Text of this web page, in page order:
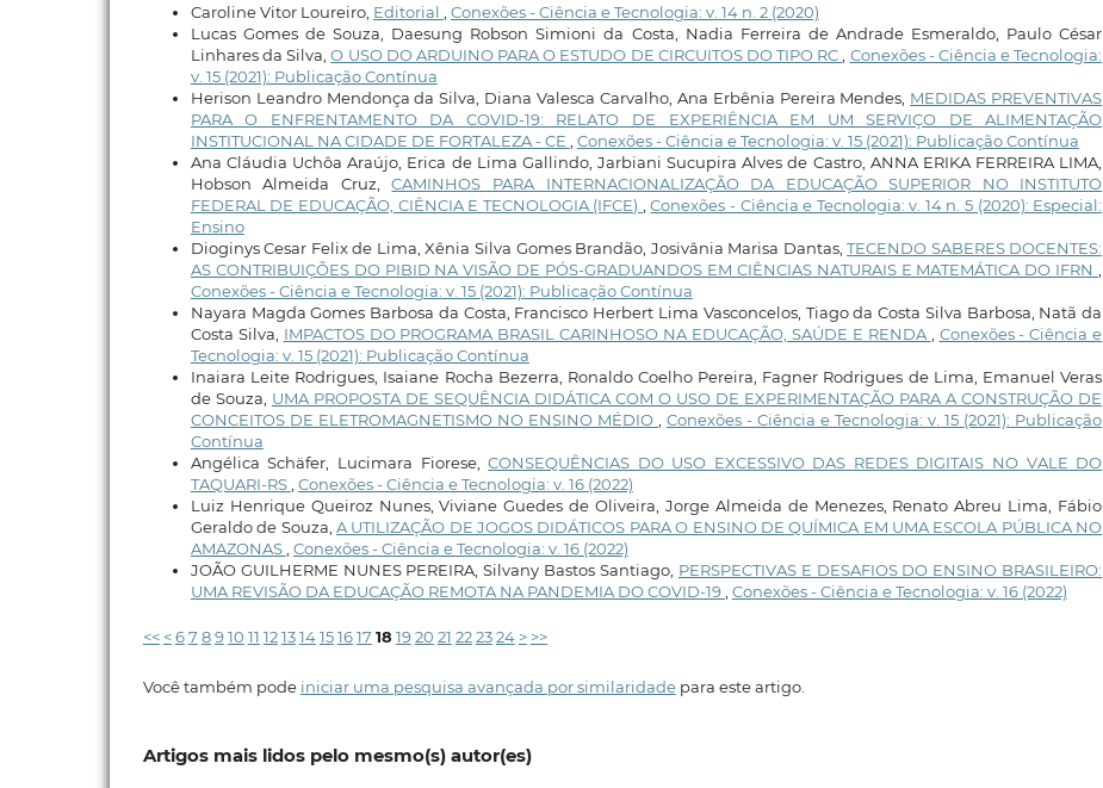
Caroline Vitor Loureiro, Editorial
Conexões - Ciência e Tecnologia: v. 14 n. 2 (2020)
Lucas Gomes de Souza, Daesung Robson Simioni da Costa, Nadia Ferreira de Andrade Esmeraldo, Paulo César
Linhares da Silva,O USO DO ARDUINO PARA O ESTUDO DE CIRCUITOS DO TIPO RC
Conexões - Ciência e Tecnologia:
v. 15 (2021): Publicação Contínua
Herison Leandro Mendonça da Silva, Diana Valesca Carvalho, Ana Erbênia Pereira Mendes, MEDIDAS PREVENTIVAS
PARA O ENFRENTAMENTO DA COVID-19: RELATO DE EXPERIÊNCIA EM UM SERVIÇO DE ALIMENTAÇÃO
INSTITUCIONAL NA CIDADE DE FORTALEZA - CE
Conexões - Ciência e Tecnologia: v. 15 (2021): Publicação Contínua
Ana Cláudia Uchôa Araújo, Erica de Lima Gallindo, Jarbiani Sucupira Alves de Castro, ANNA ERIKA FERREIRA LIMA,
Hobson Almeida Cruz,CAMINHOS PARA INTERNACIONALIZAÇÃO DA EDUCAÇÃO SUPERIOR NO INSTITUTO
FEDERAL DE EDUCAÇÃO, CIÊNCIA E TECNOLOGIA (IFCE)
,Conexões - Ciência e Tecnologia: v. 14 n. 5 (2020): Especial:
Ensino
Dioginys Cesar Felix de Lima, Xênia Silva Gomes Brandão, Josivânia Marisa Dantas,TECENDO SABERES DOCENTES:
AS CONTRIBUIÇÕES DO PIBID NA VISÃO DE PÓS-GRADUANDOS EM CIÊNCIAS NATURAIS E MATEMÁTICA DO IFRN
Conexões - Ciência e Tecnologia: v. 15 (2021): Publicação Contínua
Nayara Magda Gomes Barbosa da Costa, Francisco Herbert Lima Vasconcelos, Tiago da Costa Silva Barbosa, Natã da
Costa Silva, IMPACTOS DO PROGRAMA BRASIL CARINHOSO NA EDUCAÇÃO, SAÚDE E RENDA
Conexões - Ciência e
Tecnologia: v. 15 (2021): Publicação Contínua
Inaiara Leite Rodrigues, Isaiane Rocha Bezerra, Ronaldo Coelho Pereira, Fagner Rodrigues de Lima, Emanuel Veras
de Souza, UMA PROPOSTA DE SEQUÊNCIA DIDÁTICA COM O USO DE EXPERIMENTAÇÃO PARA A CONSTRUÇÃO DE
CONCEITOS DE ELETROMAGNETISMO NO ENSINO MÉDIO
Conexões - Ciência e Tecnologia: v. 15 (2021): Publicação
Contínua
Angélica Schäfer, Lucimara Fiorese,CONSEQUÊNCIAS DO USO EXCESSIVO DAS REDES DIGITAIS NO VALE DO
TAQUARI-RS Conexões - Ciência e Tecnologia: v. 16 (2022)
Luiz Henrique Queiroz Nunes, Viviane Guedes de Oliveira, Jorge Almeida de Menezes, Renato Abreu Lima, Fábio
Geraldo de Souza, A UTILIZAÇÃO DE JOGOS DIDÁTICOS PARA O ENSINO DE QUÍMICA EM UMA ESCOLA PÚBLICA NO
AMAZONAS Conexões - Ciência e Tecnologia: v. 16 (2022)
JOÃO GUILHERME NUNES PEREIRA, Silvany Bastos Santiago, PERSPECTIVAS E DESAFIOS DO ENSINO BRASILEIRO:
UMA REVISÃO DA EDUCAÇÃO REMOTA NA PANDEMIA DO COVID-19 Conexões - Ciência e Tecnologia: v. 16 (2022)
<< <67 8910 11 121314151617 18 1920 21 222324 > >>
Você também pode iniciar uma pesquisa avançada por similaridadepara este artigo.
Artigos mais lidos pelo mesmo(s) autor(es)